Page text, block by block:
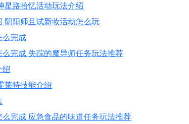
星路拾忆活动玩法介绍
阴阳师且试新妆活动怎么玩
么完成
完成 失踪的魔导师任务玩法推荐
绍
莱特技能介绍
完成 应急食品的味道任务玩法推荐